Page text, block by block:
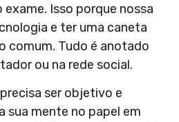
Isso porque nossa
e ter uma caneta
comum. Tudo é anotado
ou na rede social.
ser objetivo e
sua mente no papel em